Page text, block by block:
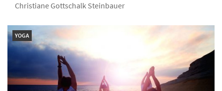
Christiane Gottschalk Steinbauer
YOGA